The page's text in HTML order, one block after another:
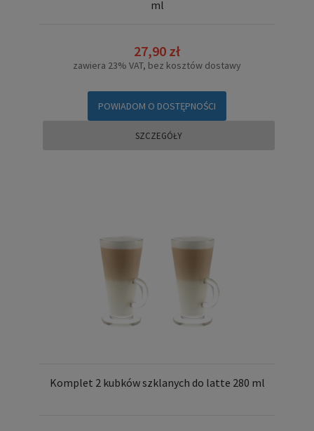
ml
27,90 zł
zawiera 23% VAT, bez kosztów dostawy
POWIADOM O DOSTĘPNOŚCI
SZCZEGÓŁY
Komplet 2 kubków szklanych do latte 280 ml